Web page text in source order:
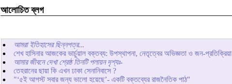
আলোচিত ব্লগ
আমরা ইতিহাসের ছিন্নপত্র...
শেখ হাসিনার আজকের ভার্চুয়াল বক্তব্য: উপস্থাপনা, নেতৃত্বের অভিজ্ঞতা ও জন-প্রতিক্রিয়া
আমার জীবনে দেখা শ্রেষ্ঠ তিনটি পলায়ন দৃশ্যঃ-
তেহরানের ছায়া কি এখন ঢাকা সেনানিবাসে ?
"‘৫ই আগস্ট সবার জন্য ভালো হয়েছে’- একটি বক্তব্যের রাজনৈতিক পাঠ"